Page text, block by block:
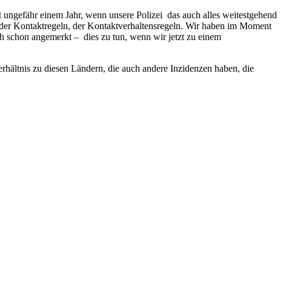
einem Jahr, wenn unsere Polizei das auch alles weitestgehend
Kontaktregeln, der Kontaktverhaltensregeln. Wir haben im Moment
schon angemerkt – dies zu tun, wenn wir jetzt zu einem
zu diesen Ländern, die auch andere Inzidenzen haben, die